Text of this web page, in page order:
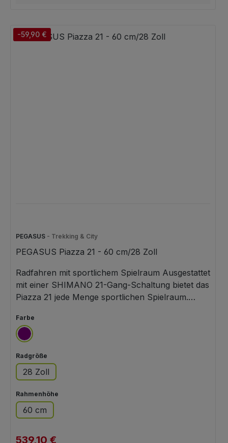
-59,90 €
PEGASUS - Trekking & City
PEGASUS Piazza 21 - 60 cm/28 Zoll
Radfahren mit sportlichem Spielraum Ausgestattet
mit einer SHIMANO 21-Gang-Schaltung bietet das
Piazza 21 jede Menge sportlichen Spielraum.
alles kann, nichts muss. Neben der entspannt-
sportlichen Sitzposition sorgt die robuste
Sportliche SHIMANO 21-Gang-Schaltung
Robuste SR SUNTOUR Federgabel Hochwertige
Straßenausstattung mit LED-Licht und
MonkeyLoad-Systemgepäckträger
Farbe
lila
Radgröße
28 Zoll
Rahmenhöhe
60 cm
Verkaufspreis:
539,10 €